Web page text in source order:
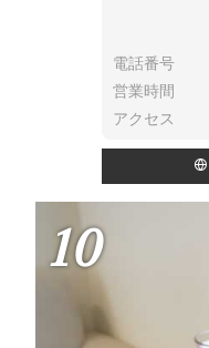
電話番号
営業時間
アクセス
10